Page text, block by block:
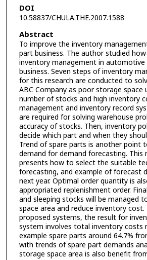
DOI
10.58837/CHULA.THE.2007.1588
Abstract
To improve the inventory
part business. The author studied
inventory management in automotive
business. Seven steps of inventory
for this research are conducted to
ABC Company as poor storage space
number of stocks and high inventory
management and inventory record
are required for solving warehouse
accuracy of stocks. Then, inventory
decide which part and when they
Trend of spare parts is another point
demand for demand forecasting. This
presents how to select the suitable
forecasting, and example of forecast
next year. Optimal order quantity is
appropriated replenishment order.
and sleeping stocks will be managed
space area and reduce inventory
proposed systems, the result for
system involves total inventory costs
example spare parts around 64.7%
with trends of spare part demands
storage space area is also benefit